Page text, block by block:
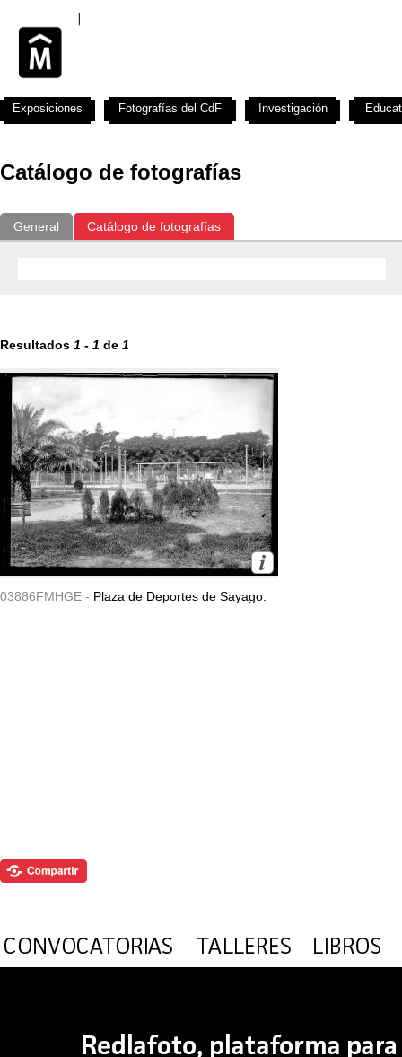
Catálogo de fotografías
General Catálogo de fotografías
Resultados 1 - 1 de 1
03886FMHGE - Plaza de Deportes de Sayago.
Exposiciones Fotografías del CdF Investigación